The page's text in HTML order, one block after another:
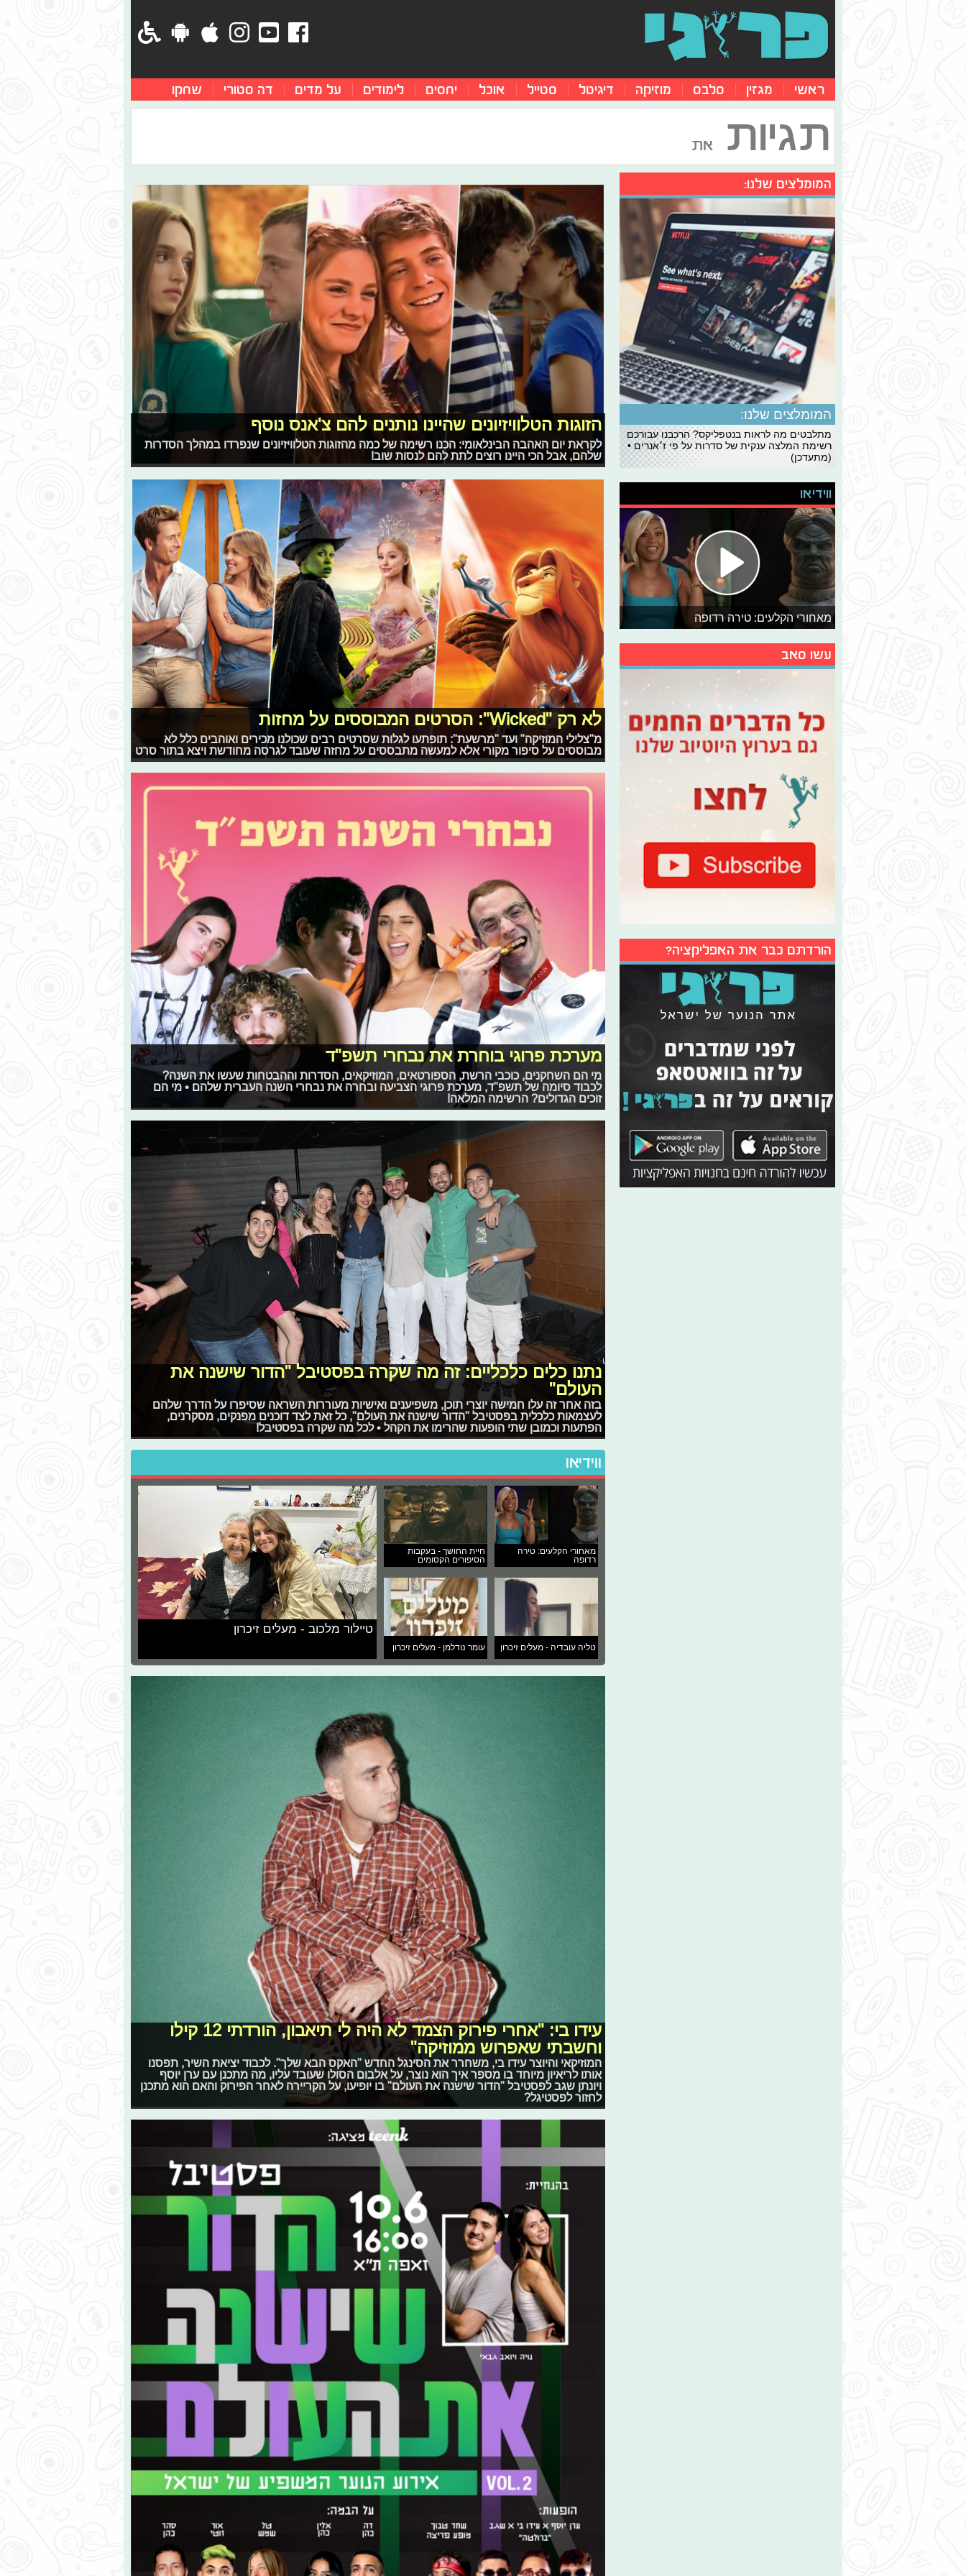
ראשי מגזין סלבס מוזיקה דיגיטל סטייל אוכל יחסים לימודים על מדים דה סטורי שחקו
תגיות את
הזוגות הטלוויזיונים שהיינו נותנים להם צ'אנס נוסף
לקראת יום האהבה הבינלאומי: הכנו רשימה של כמה מהזוגות הטלוויזיונים שנפרדו במהלך הסדרות
שלהם, אבל הכי היינו רוצים לתת להם לנסות שוב!
לא רק "Wicked": הסרטים המבוססים על מחזות
מ"צלילי המוזיקה" ועד "מרשעת": תופתעו לגלות שסרטים רבים שכולנו מכירים ואוהבים כלל לא
מבוססים על סיפור מקורי אלא למעשה מתבססים על מחזה שעובד לגרסה מחודשת ויצא בתור סרט
מערכת פרוגי בוחרת את נבחרי תשפ"ד
מי הם השחקנים, כוכבי הרשת, הספורטאים, המוזיקאים, הסדרות וההבטחות שעשו את השנה?
לכבוד סיומה של תשפ"ד, מערכת פרוגי הצביעה ובחרה את נבחרי השנה העברית שלהם • מי הם
זוכים הגדולים? הרשימה המלאה!
נתנו כלים כלכליים: זה מה שקרה בפסטיבל "הדור שישנה את
העולם"
בזה אחר זה עלו חמישה יוצרי תוכן, משפיענים ואישיות מעוררות השראה שסיפרו על הדרך שלהם
לעצמאות כלכלית בפסטיבל "הדור שישנה את העולם", כל זאת לצד דוכנים מפנקים, מסקרנים,
הפתעות וכמובן שתי הופעות שהרימו את הקהל • לכל מה שקרה בפסטיבל!
ווידיאו
מאחורי הקלעים: טירה
רדופה
חיית החושך - בעקבות
הסיפורים הקסומים
טליה עובדיה - מעלים זיכרון עומר נודלמן - מעלים זיכרון
טיילור מלכוב - מעלים זיכרון
עידו בי: "אחרי פירוק הצמד לא היה לי תיאבון, הורדתי 12 קילו
וחשבתי שאפרוש ממוזיקה"
המוזיקאי והיוצר עידו בי, משחרר את הסינגל החדש "האקס הבא שלך". לכבוד יציאת השיר, תפסנו
אותו לריאיון מיוחד בו מספר איך הוא נוצר, על אלבום הסולו שעובד עליו, מה מתכנן עם ערן יוסף
ויונתן שגב לפסטיבל "הדור שישנה את העולם" בו יופיעו, על הקריירה לאחר הפירוק והאם הוא מתכנן
לחזור לפסטיגל?
המומלצים שלנו:
המומלצים שלנו:
מתלבטים מה לראות בנטפליקס? הרכבנו עבורכם
רשימת המלצה ענקית של סדרות על פי ז׳אנרים •
(מתעדכן)
ווידיאו
מאחורי הקלעים: טירה רדופה
עשו סאב
הורדתם כבר את האפליקציה?